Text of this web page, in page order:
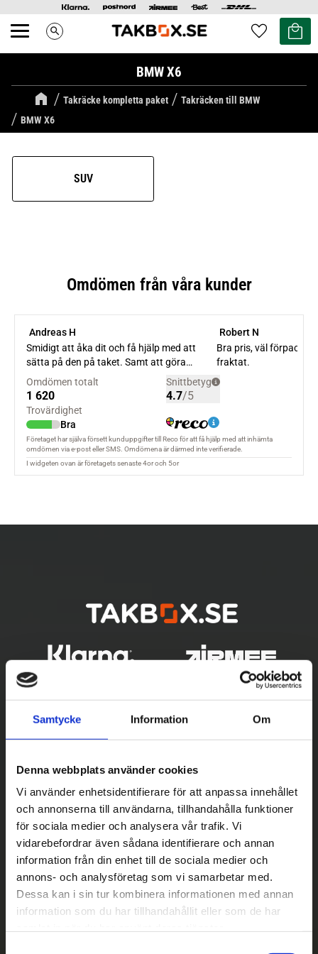
Samtycke Information Om
Denna webbplats använder cookies
Vi använder enhetsidentifierare för att anpassa innehållet
och annonserna till användarna, tillhandahålla funktioner
för sociala medier och analysera vår trafik. Vi
vidarebefordrar även sådana identifierare och annan
information från din enhet till de sociala medier och
annons- och analysföretag som vi samarbetar med.
Dessa kan i sin tur kombinera informationen med annan
information som du har tillhandahållit eller som de har
Meny search Favoriter
Kundvagn
BMW X6
Takräcke kompletta paket
Takräcken till BMW
BMW X6
SUV
Betala säkert
|| Välj ||
Snabba leveranser
||
Eller ||
Hämta på lagret med/utan montering